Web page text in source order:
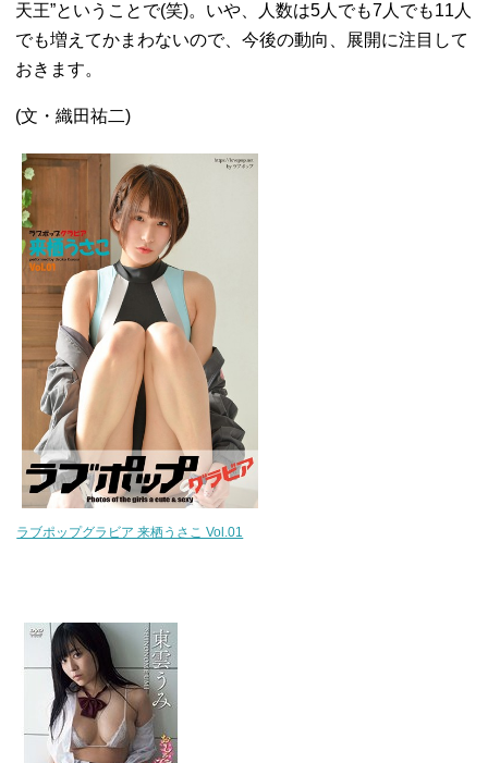
天王”ということで(笑)。いや、人数は5人でも7人でも11人
でも増えてかまわないので、今後の動向、展開に注目して
おきます。
(文・織田祐二)
ラブポップグラビア 来栖うさこ Vol.01